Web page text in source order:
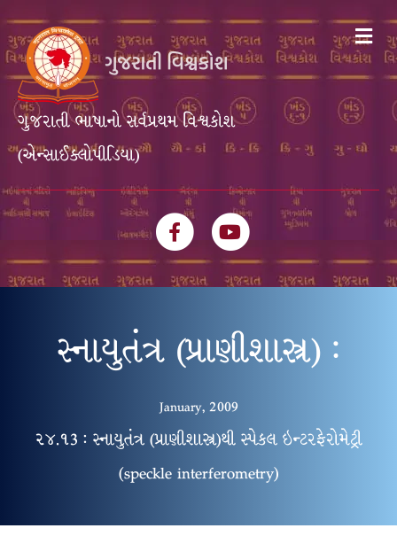
ગુજરાતી ભાષાનો સર્વપ્રથમ વિશ્વકોશ
(એન્સાઈક્લોપીડિયા)
FacebookYoutube
સ્નાયુતંત્ર (પ્રાણીશાસ્ત્ર) :
January, 2009
૨૪.૧3 : સ્નાયુતંત્ર (પ્રાણીશાસ્ત્ર)થી સ્પેકલ ઇન્ટરફેરોમેટ્રી
(speckle interferometry)